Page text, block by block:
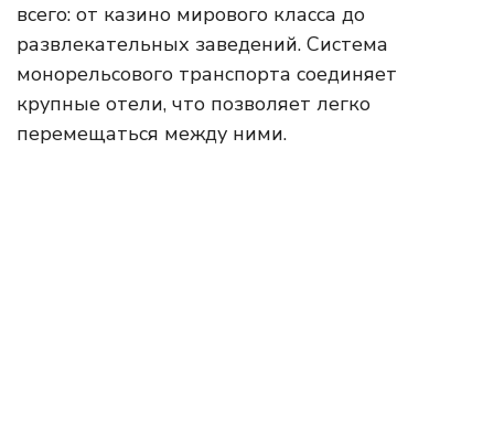
всего: от казино мирового класса до
развлекательных заведений. Система
монорельсового транспорта соединяет
крупные отели, что позволяет легко
перемещаться между ними.